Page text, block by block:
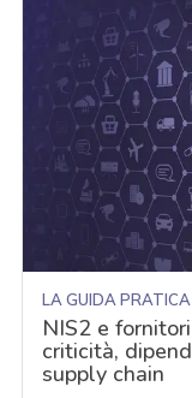
LA GUIDA PRATICA
NIS2 e
criticità,
supply chain